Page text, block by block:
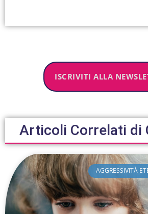
ISCRIVITI ALLA
Articoli Correlati di
AGGRESSIVITÀ